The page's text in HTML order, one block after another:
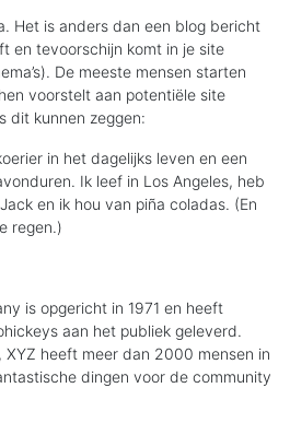
Het is anders dan een blog bericht
en tevoorschijn komt in je site
De meeste mensen starten
voorstelt aan potentiële site
dit kunnen zeggen:
in het dagelijks leven en een
Ik leef in Los Angeles, heb
en ik hou van piña coladas. (En
regen.)
is opgericht in 1971 en heeft
aan het publiek geleverd.
XYZ heeft meer dan 2000 mensen in
dingen voor de community